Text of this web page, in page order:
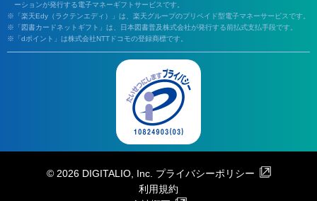
ーションが発行する電子マネーギフトサービスです。
「楽天Edy（ラクテンエディ）」は、楽天グループのプリペイド型電子マネーサービスです。
「図書カードネットギフト」は、日本図書普及株式会社が発行する前払式支払手段です。
「dポイント」は株式会社NTTドコモの登録商標です。
© 2026 DIGITALIO, Inc. プライバシーポリシー
利用規約